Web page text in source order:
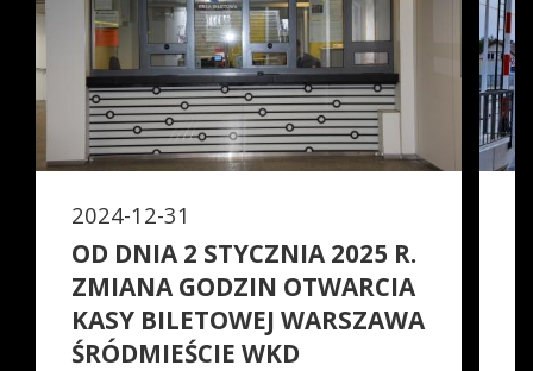
2024-12-31
OD DNIA 2 STYCZNIA 2025 R.
ZMIANA GODZIN OTWARCIA
KASY BILETOWEJ WARSZAWA
ŚRÓDMIEŚCIE WKD